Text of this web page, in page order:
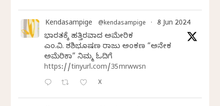
Kendasampige @kendasampige · 8 Jun 2024
ಭಾರತಕ್ಕೆ ಹತ್ತಿರವಾದ ಅಮೇರಿಕ
ಎಂ.ವಿ. ಶಶಿಭೂಷಣ ರಾಜು ಅಂಕಣ “ಅನೇಕ
ಅಮೆರಿಕಾ” ನಿಮ್ಮ ಓದಿಗೆ
https://tinyurl.com/35mrwwsn
X